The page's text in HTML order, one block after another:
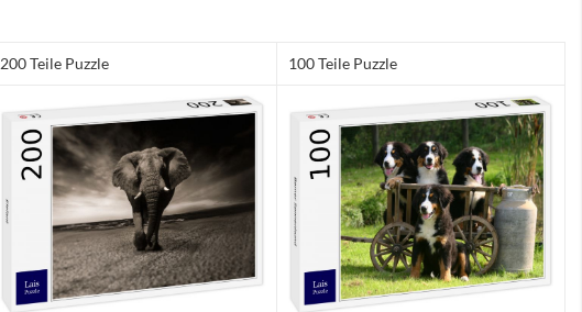
200 Teile Puzzle 100 Teile Puzzle